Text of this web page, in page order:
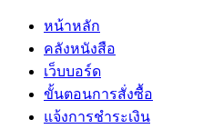
หน้าหลัก
คลังหนังสือ
เว็บบอร์ด
ขั้นตอนการสั่งซื้อ
แจ้งการชำระเงิน